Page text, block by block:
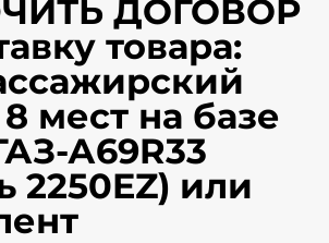
ДОГОВОР
товара:
мест на базе
А69R33
2250EZ) или